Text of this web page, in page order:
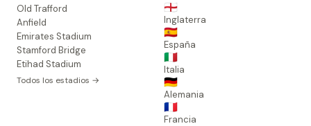
Old Trafford
Anfield
Emirates Stadium
Stamford Bridge
Etihad Stadium
Todos los estadios →
🏴󠁧󠁢󠁥󠁮󠁧󠁿
Inglaterra
🇪🇸
España
🇮🇹
Italia
🇩🇪
Alemania
🇫🇷
Francia